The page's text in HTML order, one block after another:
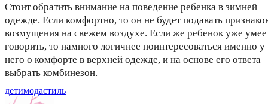
Стоит обратить внимание на поведение ребенка в зимней
одежде. Если комфортно, то он не будет подавать
возмущения на свежем воздухе. Если же ребенок уже
говорить, то намного логичнее поинтересоваться именно у
него о комфорте в верхней одежде, и на основе его ответа
выбрать комбинезон.
детимодастиль